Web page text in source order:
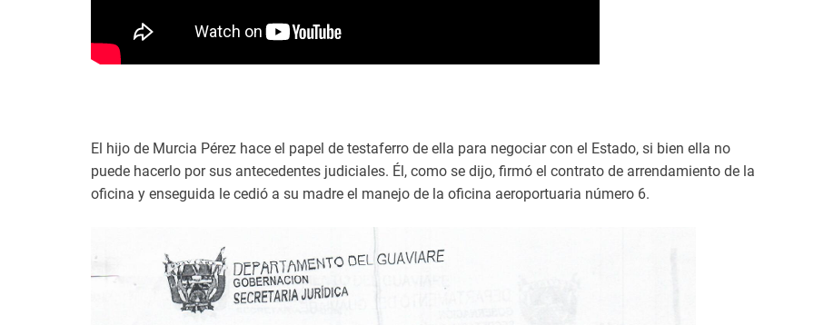
El hijo de Murcia Pérez hace el papel de testaferro de ella para negociar con el Estado, si bien ella no
puede hacerlo por sus antecedentes judiciales. Él, como se dijo, firmó el contrato de arrendamiento de la
oficina y enseguida le cedió a su madre el manejo de la oficina aeroportuaria número 6.